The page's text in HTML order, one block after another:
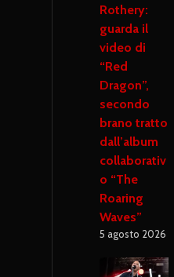
Rothery:
guarda il
video di
“Red
Dragon”,
secondo
brano tratto
dall’album
collaborativ
o “The
Roaring
Waves”
5 agosto 2026